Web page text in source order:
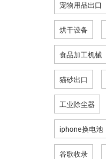
宠物用品出口
烘干设备
食品加工机械
猫砂出口
工业除尘器
iphone换电池
谷歌收录